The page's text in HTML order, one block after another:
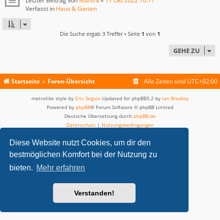
Diese Website nutzt Cookies, um dir den
bestmöglichen Komfort bei der Nutzung zu
bieten. Mehr erfahren
Verstanden!
Verfasst in Haus & Garten
Die Suche ergab 3 Treffer • Seite 1 von 1
GEHE ZU
Startseite Foren-Übersicht Alle Zeiten sind UTC+02:00
metrolike style by Eric Seguin Updated for phpBB3.2 by Ian Bradley
Powered by phpBB® Forum Software © phpBB Limited
Deutsche Übersetzung durch phpBB.de
Datenschutz | Nutzungsbedingungen